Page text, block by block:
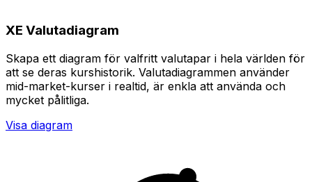
XE Valutadiagram
Skapa ett diagram för valfritt valutapar i hela världen för
att se deras kurshistorik. Valutadiagrammen använder
mid-market-kurser i realtid, är enkla att använda och
mycket pålitliga.
Visa diagram